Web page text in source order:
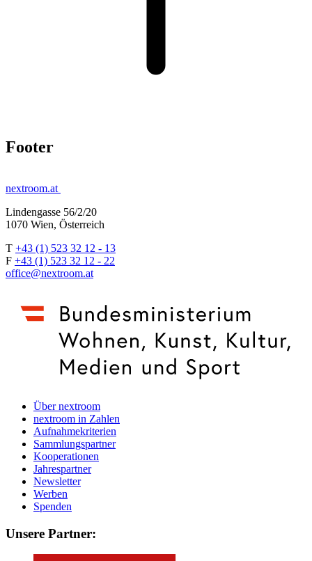
Footer
nextroom.at
Lindengasse 56/2/20
1070 Wien, Österreich
T +43 (1) 523 32 12 - 13
F +43 (1) 523 32 12 - 22
office@nextroom.at
Über nextroom
nextroom in Zahlen
Aufnahmekriterien
Sammlungspartner
Kooperationen
Jahrespartner
Newsletter
Werben
Spenden
Unsere Partner: